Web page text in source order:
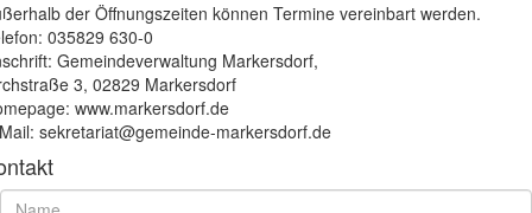
der Öffnungszeiten können Termine vereinbart werden.
035829 630-0
Gemeindeverwaltung Markersdorf,
3, 02829 Markersdorf
www.markersdorf.de
sekretariat@gemeinde-markersdorf.de